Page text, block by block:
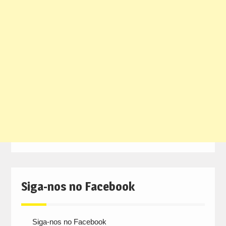
Siga-nos no Facebook
Siga-nos no Facebook